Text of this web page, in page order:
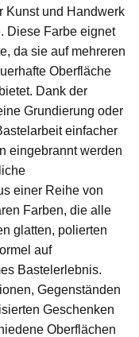
Kunst und Handwerk
Diese Farbe eignet
da sie auf mehreren
Oberfläche
Dank der
Grundierung oder
einfacher
eingebrannt werden
einer Reihe von
Farben, die alle
glatten, polierten
auf
Bastelerlebnis.
Gegenständen
Geschenken
Oberflächen